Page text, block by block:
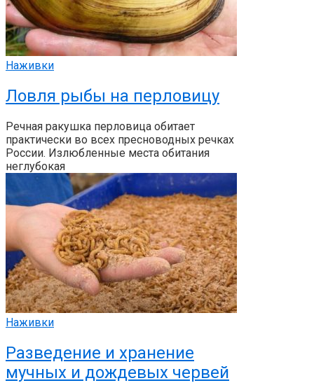
Наживки
Ловля рыбы на перловицу
Речная ракушка перловица обитает
практически во всех пресноводных речках
России. Излюбленные места обитания
неглубокая
Наживки
Разведение и хранение
мучных и дождевых червей